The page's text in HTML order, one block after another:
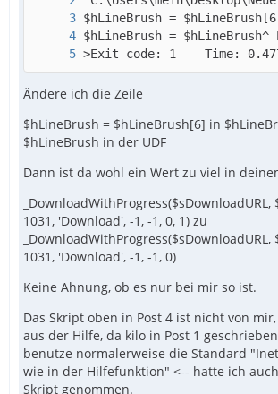
>Exit code: 1    Time:
Ändere ich die Zeile
$hLineBrush = $hLineBrush[6] in
$hLineBrush in der UDF
Dann ist da wohl ein Wert zu viel in
1031, 'Download', -1, -1, 0, 1) zu
1031, 'Download', -1, -1, 0)
Keine Ahnung, ob es nur bei mir so ist.
Das Skript oben in Post 4 ist nicht von
aus der Hilfe, da kilo in Post 1
benutze normalerweise die Standard
wie in der Hilfefunktion" <-- hatte ich
Skript genommen.